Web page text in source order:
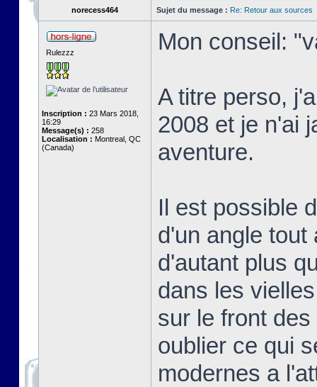
norecess464 Sujet du message : Re: Retour aux sources
Rulezzz
Inscription : 23 Mars 2018,
16:29
Message(s) : 258
Localisation : Montreal, QC
(Canada)
Mon conseil:
A titre perso,
2008 et je n'ai
aventure.
Il est possible
d'un angle tout
d'autant plus
dans les
sur le front
oublier ce qui
modernes a